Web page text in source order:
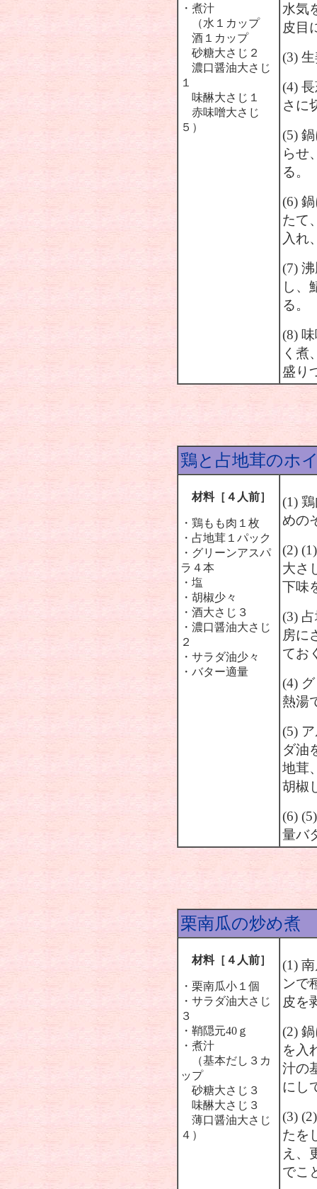
・煮汁
（水１カップ
酒１カップ
砂糖大さじ２
濃口醤油大さじ
１
味醂大さじ１
赤味噌大さじ
５）
水気
皮目
(3)
(4)
さに
(5)
らせ
る。
(6)
たて
入れ
(7)
し、
る。
(8)
く煮
盛り
鶏と占地茸のホ
材料［４人前］
・鶏もも肉１枚
・占地茸１パック
・グリーンアスパ
ラ４本
・塩
・胡椒少々
・酒大さじ３
・濃口醤油大さじ
２
・サラダ油少々
・バター適量
(1)
めの
(2)
大さ
下味
(3)
房に
てお
(4)
熱湯
(5)
ダ油
地茸
胡椒
(6)
量バ
栗南瓜の炒め煮
材料［４人前］
・栗南瓜小１個
・サラダ油大さじ
３
・鞘隠元40ｇ
・煮汁
（基本だし３カ
ップ
砂糖大さじ３
味醂大さじ３
薄口醤油大さじ
４）
(1)
ンで
皮を
(2)
を入
汁の
にし
(3)
たを
え、
でこ